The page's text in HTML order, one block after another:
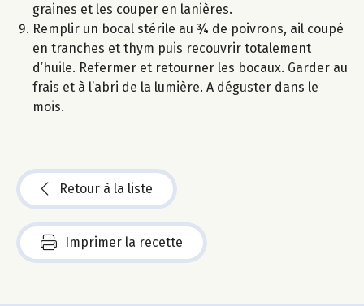
graines et les couper en lanières.
Remplir un bocal stérile au ¾ de poivrons, ail coupé
en tranches et thym puis recouvrir totalement
d’huile. Refermer et retourner les bocaux. Garder au
frais et à l’abri de la lumière. A déguster dans le
mois.
Retour à la liste
Imprimer la recette